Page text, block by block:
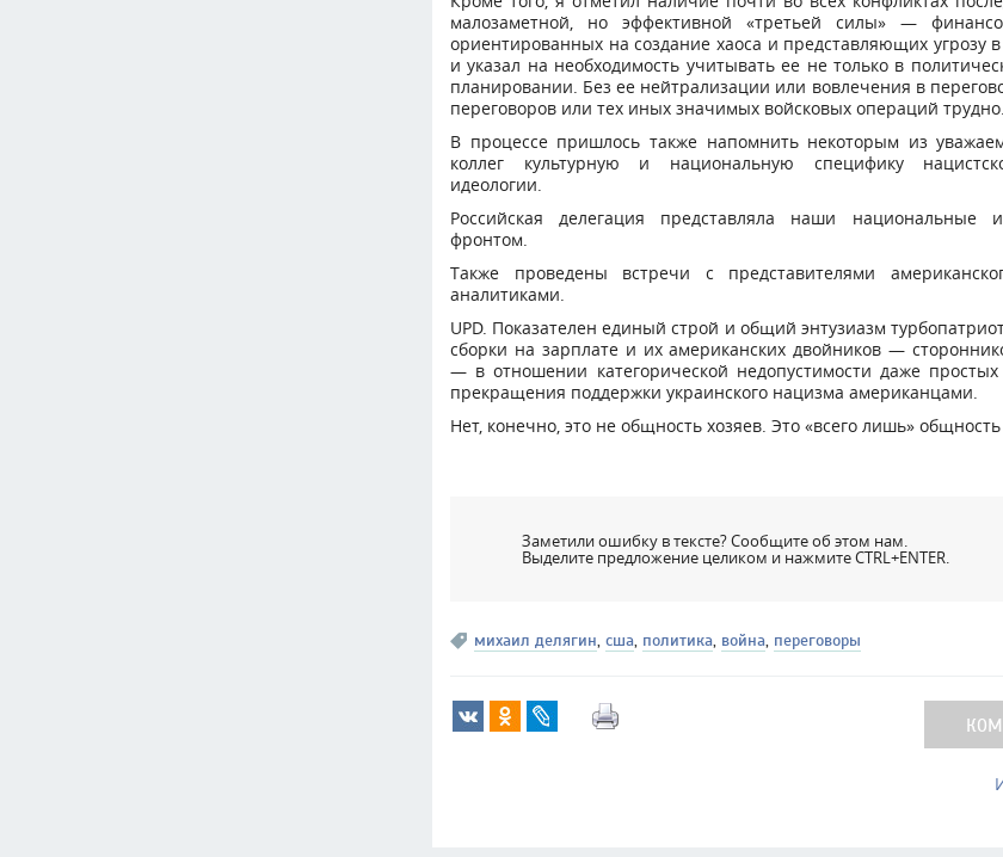
малозаметной, но эффективной «третьей силы» —
ориентированных на создание хаоса и представляющих угрозу
и указал на необходимость учитывать ее не только в
планировании. Без ее нейтрализации или вовлечения в
переговоров или тех иных значимых войсковых операций трудно.
В процессе пришлось также напомнить некоторым из
коллег культурную и национальную специфику
идеологии.
Российская делегация представляла наши национальные
фронтом.
Также проведены встречи с представителями
аналитиками.
UPD. Показателен единый строй и общий энтузиазм
сборки на зарплате и их американских двойников —
— в отношении категорической недопустимости даже простых
прекращения поддержки украинского нацизма американцами.
Нет, конечно, это не общность хозяев. Это «всего лишь»
Заметили ошибку в тексте? Сообщите об этом нам.
Выделите предложение целиком и нажмите CTRL+ENTER.
михаил делягин, сша, политика, война, переговоры